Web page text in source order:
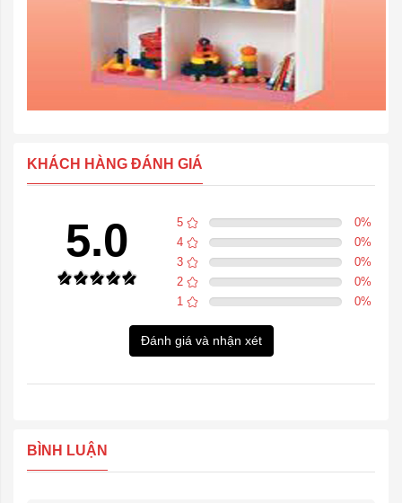
KHÁCH HÀNG ĐÁNH GIÁ
5.0 5 0%
4
0%
3
0%
2
0%
1
0%
Đánh giá và nhận xét
BÌNH LUẬN